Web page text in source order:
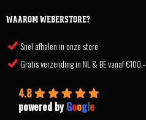
WAAROM WEBERSTORE?
Snel afhalen in onze store
Gratis verzending in NL & BE vanaf €100,-
4.8
powered byGoogle